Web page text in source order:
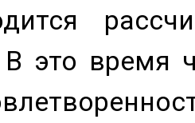
В это время